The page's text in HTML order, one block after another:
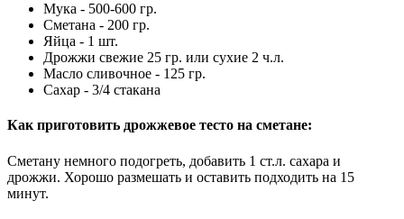
Мука - 500-600 гр.
Сметана - 200 гр.
Яйца - 1 шт.
Дрожжи свежие 25 гр. или сухие 2 ч.л.
Масло сливочное - 125 гр.
Сахар - 3/4 стакана
Как приготовить дрожжевое тесто на сметане:
Сметану немного подогреть, добавить 1 ст.л. сахара и
дрожжи. Хорошо размешать и оставить подходить на 15
минут.